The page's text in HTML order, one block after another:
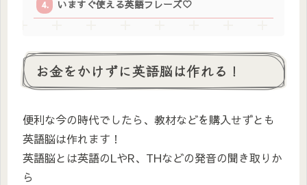
いますぐ使える英語フレーズ♡
お金をかけずに英語脳は作れる！
便利な今の時代でしたら、教材などを購入せずとも
英語脳は作れます！
英語脳とは英語のLやR、THなどの発音の聞き取りか
ら